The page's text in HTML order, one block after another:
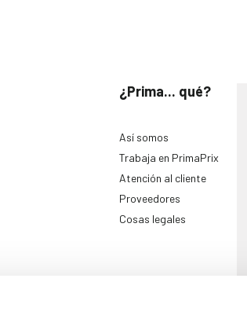
¿Prima... qué?
Así somos
Trabaja en PrimaPrix
Atención al cliente
Proveedores
Cosas legales